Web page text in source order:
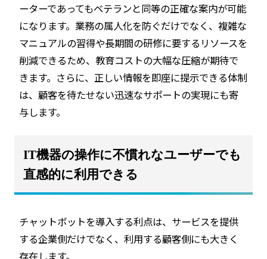
ーターであってもベテランと同等の正確な案内が可能
になります。業務の属人化を防ぐだけでなく、複雑な
マニュアルの習得や長期間の研修に要するリソースを
削減できるため、教育コストの大幅な圧縮が期待で
きます。さらに、正しい情報を即座に提示できる体制
は、顧客を待たせない迅速なサポートの実現にも寄
与します。
IT機器の操作に不慣れなユーザーでも
直感的に利用できる
チャットボットを導入する利点は、サービスを提供
する企業側だけでなく、利用する顧客側にも大きく